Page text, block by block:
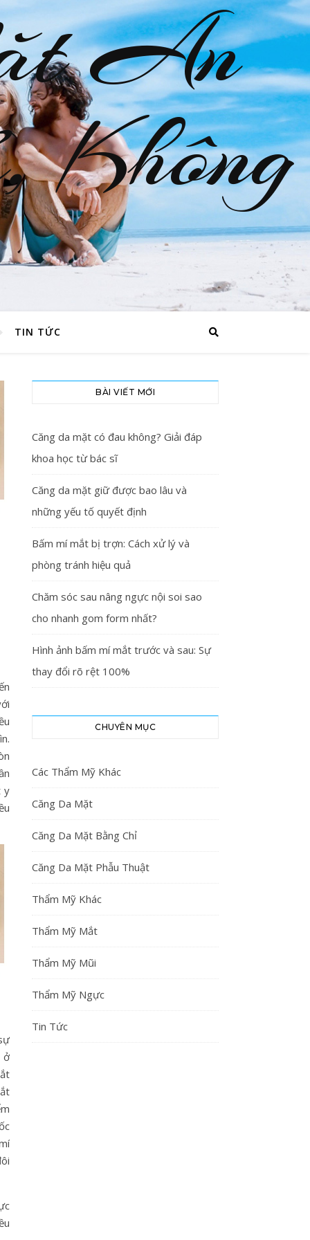
An
Không
TIN TỨC
y
ở
BÀI VIẾT MỚI
Căng da mặt có đau không? Giải đáp
khoa học từ bác sĩ
Căng da mặt giữ được bao lâu và
những yếu tố quyết định
Bấm mí mắt bị trợn: Cách xử lý và
phòng tránh hiệu quả
Chăm sóc sau nâng ngực nội soi sao
cho nhanh gom form nhất?
Hình ảnh bấm mí mắt trước và sau: Sự
thay đổi rõ rệt 100%
CHUYÊN MỤC
Các Thẩm Mỹ Khác
Căng Da Mặt
Căng Da Mặt Bằng Chỉ
Căng Da Mặt Phẫu Thuật
Thẩm Mỹ Khác
Thẩm Mỹ Mắt
Thẩm Mỹ Mũi
Thẩm Mỹ Ngực
Tin Tức